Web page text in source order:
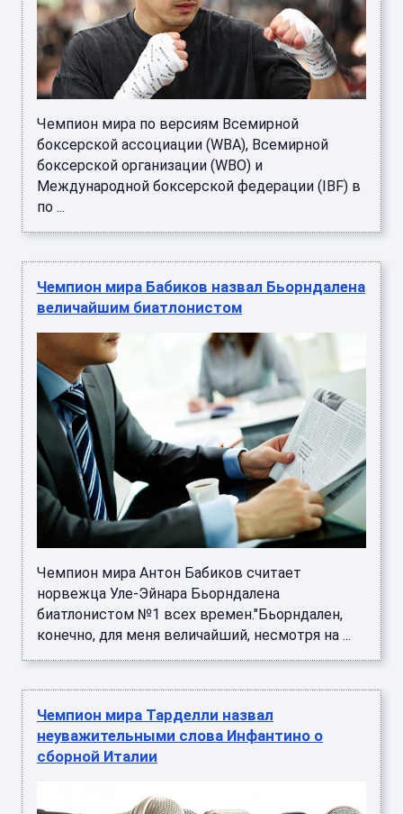
Чемпион мира по версиям Всемирной
боксерской ассоциации (WBA), Всемирной
боксерской организации (WBO) и
Международной боксерской федерации (IBF) в
по ...
Чемпион мира Бабиков назвал Бьорндалена
величайшим биатлонистом
Чемпион мира Антон Бабиков считает
норвежца Уле-Эйнара Бьорндалена
биатлонистом №1 всех времен."Бьорндален,
конечно, для меня величайший, несмотря на ...
Чемпион мира Тарделли назвал
неуважительными слова Инфантино о
сборной Италии